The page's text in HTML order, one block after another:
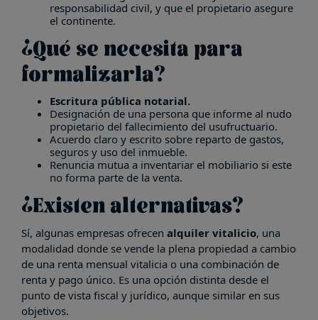
responsabilidad civil, y que el propietario asegure
el continente.
¿Qué se necesita para
formalizarla?
Escritura pública notarial.
Designación de una persona que informe al nudo
propietario del fallecimiento del usufructuario.
Acuerdo claro y escrito sobre reparto de gastos,
seguros y uso del inmueble.
Renuncia mutua a inventariar el mobiliario si este
no forma parte de la venta.
¿Existen alternativas?
Sí, algunas empresas ofrecen alquiler vitalicio, una
modalidad donde se vende la plena propiedad a cambio
de una renta mensual vitalicia o una combinación de
renta y pago único. Es una opción distinta desde el
punto de vista fiscal y jurídico, aunque similar en sus
objetivos.